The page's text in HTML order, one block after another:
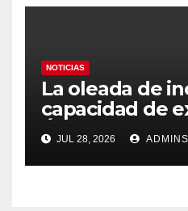
NOTICIAS
La oleada de
capacidad de
Ávila y al oeste
obliga a
emergencia
JUL 28, 2026 ADMINS